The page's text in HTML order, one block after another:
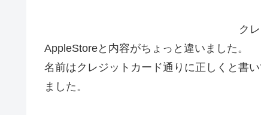
ク
AppleStoreと内容がちょっと違いました。
名前はクレジットカード通りに正しくと書
ました。